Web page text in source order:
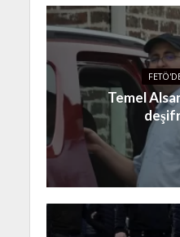
Temel